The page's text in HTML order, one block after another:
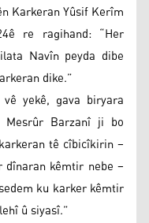
Karkeran Yûsif Kerîm
re ragihand: “Her
Navîn peyda dibe
dike.”
yekê, gava biryara
Mesrûr Barzanî ji bo
tê cîbicîkirin –
kêmtir nebe –
ku karker kêmtir
û siyasî.”